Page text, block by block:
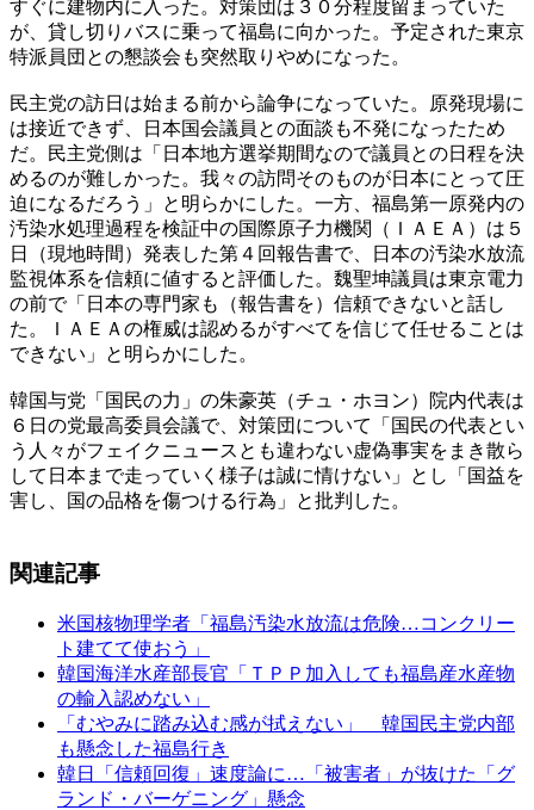
すぐに建物内に入った。対策団は３０分程度留まっていた
が、貸し切りバスに乗って福島に向かった。予定された東京
特派員団との懇談会も突然取りやめになった。
民主党の訪日は始まる前から論争になっていた。原発現場に
は接近できず、日本国会議員との面談も不発になったため
だ。民主党側は「日本地方選挙期間なので議員との日程を決
めるのが難しかった。我々の訪問そのものが日本にとって圧
迫になるだろう」と明らかにした。一方、福島第一原発内の
汚染水処理過程を検証中の国際原子力機関（ＩＡＥＡ）は５
日（現地時間）発表した第４回報告書で、日本の汚染水放流
監視体系を信頼に値すると評価した。魏聖坤議員は東京電力
の前で「日本の専門家も（報告書を）信頼できないと話し
た。ＩＡＥＡの権威は認めるがすべてを信じて任せることは
できない」と明らかにした。
韓国与党「国民の力」の朱豪英（チュ・ホヨン）院内代表は
６日の党最高委員会議で、対策団について「国民の代表とい
う人々がフェイクニュースとも違わない虚偽事実をまき散ら
して日本まで走っていく様子は誠に情けない」とし「国益を
害し、国の品格を傷つける行為」と批判した。
関連記事
米国核物理学者「福島汚染水放流は危険…コンクリー
ト建てて使おう」
韓国海洋水産部長官「ＴＰＰ加入しても福島産水産物
の輸入認めない」
「むやみに踏み込む感が拭えない」 韓国民主党内部
も懸念した福島行き
韓日「信頼回復」速度論に…「被害者」が抜けた「グ
ランド・バーゲニング」懸念